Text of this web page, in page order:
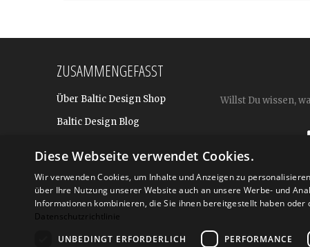
ZUSAMMENGEFASST
Über Baltic Design Shop
Baltic Design Blog
Für BtoB: Design Geschenke
Shop
Willst Du wissen,
Diese Webseite verwendet Cookies.
Wir verwenden Cookies, um Inhalte und Anzeigen zu
über Ihre Nutzung unserer Website auch an unsere Werbe- und
Informationen kombinieren, die Sie ihnen bereitgestellt haben
Datenschutzrichtlinie
UNBEDINGT ERFORDERLICH
PERFORMANCE